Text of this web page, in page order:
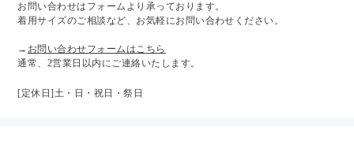
お問い合わせはフォームより承っております。
着用サイズのご相談など、お気軽にお問い合わせください。
→ お問い合わせフォームはこちら
通常、2営業日以内にご連絡いたします。
[定休日]土・日・祝日・祭日